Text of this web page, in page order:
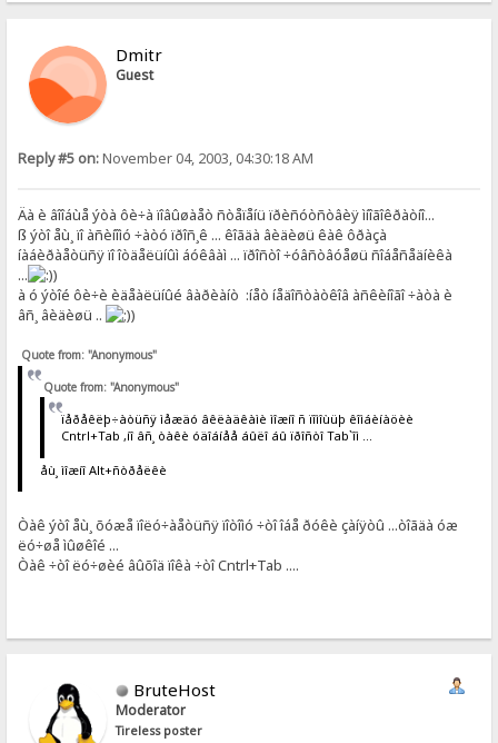
Dmitr
Guest
Reply #5 on:November 04, 2003, 04:30:18 AM
Äà è âîîáùå ýòà ôè÷à ïîâûøàåò ñòåïåíü ïðèñóòñòâèÿ ìíîãîêðàòíî...
ß ýòî åù¸ ïî àñèíîìó ÷àòó ïðîñ¸ê ... êîãäà âèäèøü êàê ôðàçà
íàáèðàåòüñÿ ïî îòäåëüíûì áóêâàì ... ïðîñòî ÷óâñòâóåøü ñîáåñåäíèêà
...
)
à ó ýòîé ôè÷è èäåàëüíûé âàðèàíò :íåò íåäîñòàòêîâ àñêèíîãî ÷àòà è
âñ¸ âèäèøü ..
)
Quote from: "Anonymous"
Quote from: "Anonymous"
ïåðåêëþ÷àòüñÿ ìåæäó âêëàäêàìè ìîæíî ñ ïîìîùüþ êîìáèíàöèè
Cntrl+Tab ,íî âñ¸ òàêè óäîáíåå áûëî áû ïðîñòî Tab`îì ...
åù¸ ìîæíî Alt+ñòðåëêè
Òàê ýòî åù¸ õóæå ïîëó÷àåòüñÿ ïîòîìó ÷òî îáå ðóêè çàíÿòû ...òîãäà óæ
ëó÷øå ìûøêîé ...
Òàê ÷òî ëó÷øèé âûõîä ïîêà ÷òî Cntrl+Tab ....
BruteHost
Moderator
Tireless poster